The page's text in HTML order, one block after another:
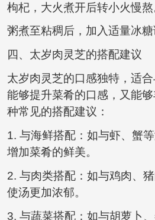
枸杞，大火煮开后转小火慢熬
粥煮至粘稠后，加入适量冰糖
四、太岁肉灵芝的搭配建议
太岁肉灵芝的口感独特，适
能够提升菜肴的口感，又能
种常见的搭配建议：
1. 与海鲜搭配：如与虾、蟹
增加菜肴的鲜美。
2. 与肉类搭配：如与鸡肉、
使汤更加浓郁。
3. 与蔬菜搭配：如与胡萝卜